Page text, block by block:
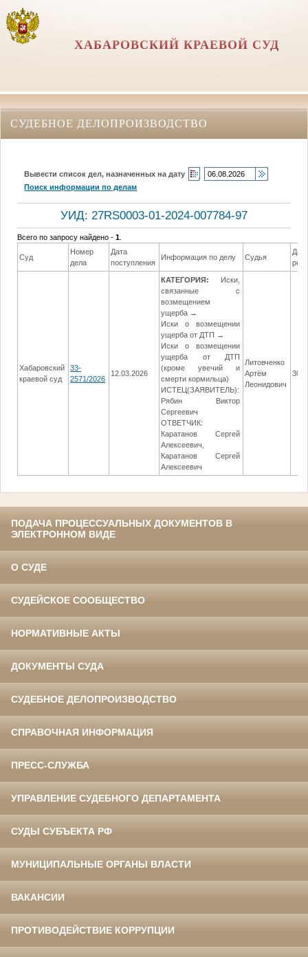
ХАБАРОВСКИЙ КРАЕВОЙ СУД
СУДЕБНОЕ ДЕЛОПРОИЗВОДСТВО
Вывести список дел, назначенных на дату
Поиск информации по делам
УИД: 27RS0003-01-2024-007784-97
Всего по запросу найдено -1
Суд
Номер
дела
Дата
поступления
Информация по делу Судья
Хабаровский
краевой суд
33-
2571/2026
12.03.2026
КАТЕГОРИЯ:
Иски,
связанные с
возмещением
ущерба →
Иски о возмещении
ущерба от ДТП →
Иски о возмещении
ущерба от ДТП
(кроме увечий и
смерти кормильца)
ИСТЕЦ(ЗАЯВИТЕЛЬ):
Рябин Виктор
Сергеевич
ОТВЕТЧИК:
Каратанов Сергей
Алексеевич,
Каратанов Сергей
Алексеевич
Литовченко
Артём
Леонидович
ПОДАЧА ПРОЦЕССУАЛЬНЫХ ДОКУМЕНТОВ В
ЭЛЕКТРОННОМ ВИДЕ
О СУДЕ
СУДЕЙСКОЕ СООБЩЕСТВО
НОРМАТИВНЫЕ АКТЫ
ДОКУМЕНТЫ СУДА
СУДЕБНОЕ ДЕЛОПРОИЗВОДСТВО
СПРАВОЧНАЯ ИНФОРМАЦИЯ
ПРЕСС-СЛУЖБА
УПРАВЛЕНИЕ СУДЕБНОГО ДЕПАРТАМЕНТА
СУДЫ СУБЪЕКТА РФ
МУНИЦИПАЛЬНЫЕ ОРГАНЫ ВЛАСТИ
ВАКАНСИИ
ПРОТИВОДЕЙСТВИЕ КОРРУПЦИИ